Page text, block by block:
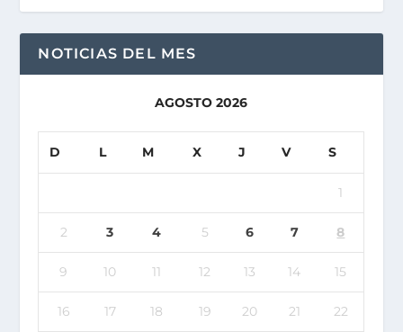
NOTICIAS DEL MES
AGOSTO 2026
D L M X J V S
1
2 3 4 5 6 7 8
9 10 11 12 13 14 15
16 17 18 19 20 21 22